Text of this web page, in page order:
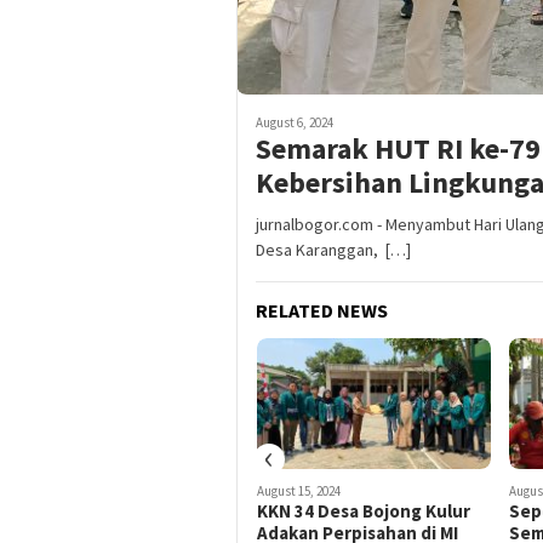
August 6, 2024
Semarak HUT RI ke-
Kebersihan
jurnalbogor.com - Menyambut Hari
Desa Karanggan, […]
RELATED NEWS
August 15, 2024
KKN 34 Desa Bojong Kulur
Adakan Perpisahan di MI
‹